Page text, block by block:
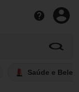
Saúde e